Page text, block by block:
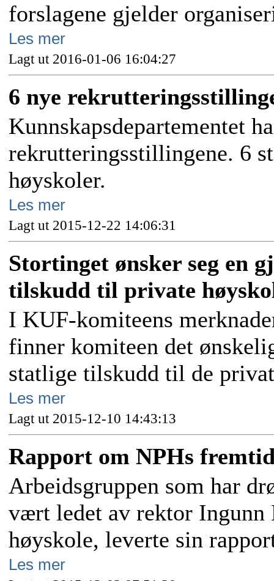
forslagene gjelder
Les mer
Lagt ut 2016-01-06 16:04:27
6 nye
Kunnskapsdepartementet
rekrutteringsstillingene. 6
høyskoler.
Les mer
Lagt ut 2015-12-22 14:06:31
Stortinget ønsker seg en
tilskudd til private
I KUF-komiteens
finner komiteen det
statlige tilskudd til de
Les mer
Lagt ut 2015-12-10 14:43:13
Rapport om NPHs
Arbeidsgruppen som har
vært ledet av rektor
høyskole, leverte sin
Les mer